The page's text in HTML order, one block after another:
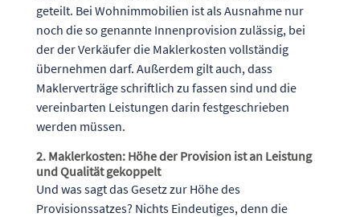
geteilt. Bei Wohnimmobilien ist als Ausnahme nur
noch die so genannte Innenprovision zulässig, bei
der der Verkäufer die Maklerkosten vollständig
übernehmen darf. Außerdem gilt auch, dass
Maklerverträge schriftlich zu fassen sind und die
vereinbarten Leistungen darin festgeschrieben
werden müssen.
2. Maklerkosten: Höhe der Provision ist an Leistung
und Qualität gekoppelt
Und was sagt das Gesetz zur Höhe des
Provisionssatzes? Nichts Eindeutiges, denn die